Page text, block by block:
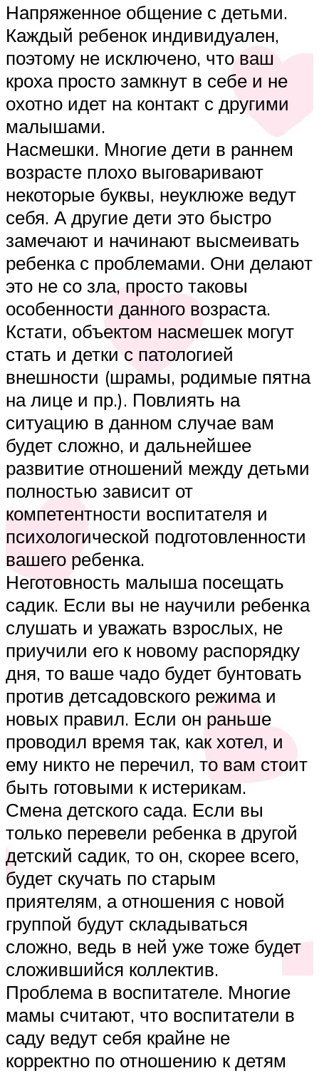
Напряженное общение с детьми.
Каждый ребенок индивидуален,
поэтому не исключено, что ваш
кроха просто замкнут в себе и не
охотно идет на контакт с другими
малышами.
Насмешки. Многие дети в раннем
возрасте плохо выговаривают
некоторые буквы, неуклюже ведут
себя. А другие дети это быстро
замечают и начинают высмеивать
ребенка с проблемами. Они делают
это не со зла, просто таковы
особенности данного возраста.
Кстати, объектом насмешек могут
стать и детки с патологией
внешности (шрамы, родимые пятна
на лице и пр.). Повлиять на
ситуацию в данном случае вам
будет сложно, и дальнейшее
развитие отношений между детьми
полностью зависит от
компетентности воспитателя и
психологической подготовленности
вашего ребенка.
Неготовность малыша посещать
садик. Если вы не научили ребенка
слушать и уважать взрослых, не
приучили его к новому распорядку
дня, то ваше чадо будет бунтовать
против детсадовского режима и
новых правил. Если он раньше
проводил время так, как хотел, и
ему никто не перечил, то вам стоит
быть готовыми к истерикам.
Смена детского сада. Если вы
только перевели ребенка в другой
детский садик, то он, скорее всего,
будет скучать по старым
приятелям, а отношения с новой
группой будут складываться
сложно, ведь в ней уже тоже будет
сложившийся коллектив.
Проблема в воспитателе. Многие
мамы считают, что воспитатели в
саду ведут себя крайне не
корректно по отношению к детям